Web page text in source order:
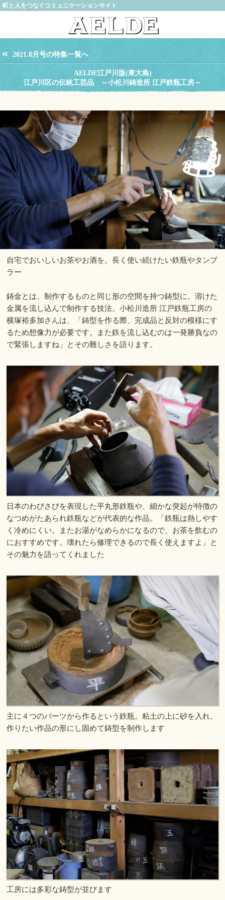
町と人をつなぐコミュニケーションサイト
2021.8月号の特集一覧へ
AELDE江戸川版(東大島)
江戸川区の伝統工芸品 ～小松川鋳造所 江戸鉄瓶工房～
自宅でおいしいお茶やお酒を。長く使い続けたい鉄瓶やタンブ
ラー
鋳金とは、制作するものと同じ形の空間を持つ鋳型に、溶けた
金属を流し込んで制作する技法。小松川造所 江戸鉄瓶工房の
横塚裕多加さんは、「鋳型を作る際、完成品と反対の模様にす
るため想像力が必要です。また鉄を流し込むのは一発勝負なの
で緊張しますね」とその難しさを語ります。
日本のわびさびを表現した平丸形鉄瓶や、細かな突起が特徴の
なつめがたあられ鉄瓶などが代表的な作品。「鉄瓶は熱しやす
く冷めにくい。またお湯がなめらかになるので、お茶を飲むの
におすすめです。壊れたら修理できるので長く使えますよ」と
その魅力を語ってくれました
主に４つのパーツから作るという鉄瓶。粘土の上に砂を入れ、
作りたい作品の形にし固めて鋳型を制作します
工房には多彩な鋳型が並びます